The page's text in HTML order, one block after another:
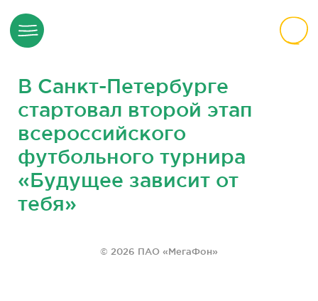
В Санкт-Петербурге
стартовал второй этап
всероссийского
футбольного турнира
«Будущее зависит от
тебя»
© 2026 ПАО «МегаФон»